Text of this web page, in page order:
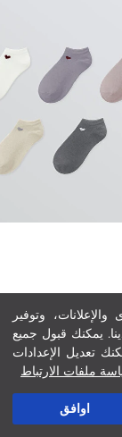
وتوفير
يمكنك قبول جميع
تعديل الإعدادات
ملفات الارتباط
اوافق